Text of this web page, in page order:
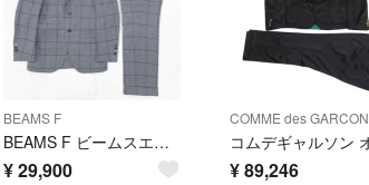
BEAMS F
BEAMS F ビームスエフ スーツ セットアップ ジャケット パンツ サイドアジャスター グレンチェック 千鳥 ウール グレー 日本製 メンズ 42 b02717
¥29,900 ¥89,246